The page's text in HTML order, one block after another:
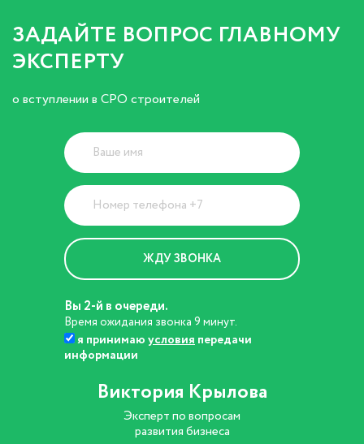
ЗАДАЙТЕ ВОПРОС ГЛАВНОМУ
ЭКСПЕРТУ
о вступлении в СРО строителей
Вы 2-й в очереди.
Время ожидания звонка 9 минут.
я принимаюусловияпередачи
информации
Виктория Крылова
Эксперт по вопросам
развития бизнеса